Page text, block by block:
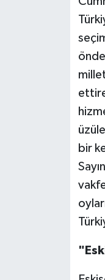
bir